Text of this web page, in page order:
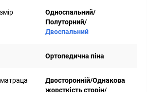
Односпальний/
Полуторний/
Двоспальний
Ортопедична піна
Двосторонній/Однакова
жорсткість сторін/